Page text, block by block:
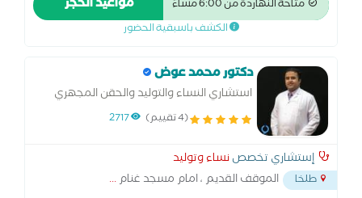
الشاطبي للنساء والتوليد السكندرية سابقا دبلومة امراض
النساء والتوليد جامعة بنها ماجستير امراض النساء والتوليد
الاكلينكيه لأمراض النساء والتوليد الكشف باحدث سونار رباعي
الابعاد سعر الكشف يشمل السونار برنامج متكامل لمتابعة
الحمل و الولادة بدون الم.عمليات تجميل المهبل و شد تضيق
المهبل ، جراحات المناظير المتقدمة.
متاحة النهاردة من 6:00 مساءً مواعيد الحجز
الكشف باسبقية الحضور
دكتور محمد عوض
استشاري النساء والتوليد والحقن المجهري
والمناظير IVF, ICSI consultant
(4 تقييم) 2717
إستشاري تخصصنساء وتوليد
طلخا الموقف القديم ، امام مسجد غنام...